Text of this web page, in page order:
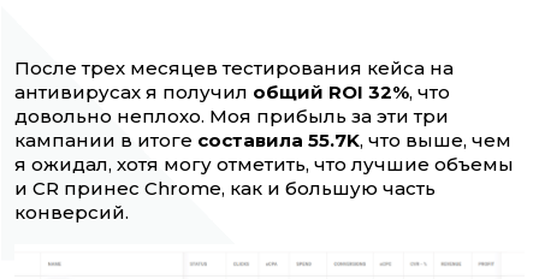
После трех месяцев тестирования кейса на
антивирусах я получил общий ROI 32%, что
довольно неплохо. Моя прибыль за эти три
кампании в итоге составила 55.7K, что выше, чем
я ожидал, хотя могу отметить, что лучшие объемы
и CR принес Chrome, как и большую часть
конверсий.